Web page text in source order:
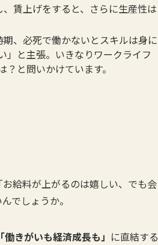
賃上げをすると、さらに生産性は
、必死で働かないとスキルは身に
」と主張。いきなりワークライフ
と問いかけています。
給料が上がるのは嬉しい、でも会
でしょうか。
働きがいも経済成長も」 に直結する